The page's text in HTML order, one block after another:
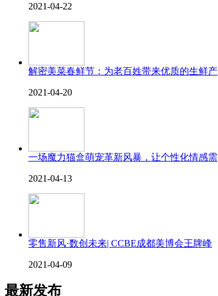
2021-04-22
解密美菜春鲜节：为老百姓带来优质的生鲜产
2021-04-20
一场魔力猫盒萌宠革新风暴，让个性化情感需
2021-04-13
零售新风·数创未来| CCBE成都美博会王牌峰
2021-04-09
最新发布